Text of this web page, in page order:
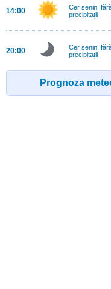
14:00
Cer senin,
precipitații
20:00
Cer senin,
precipitații
Prognoza